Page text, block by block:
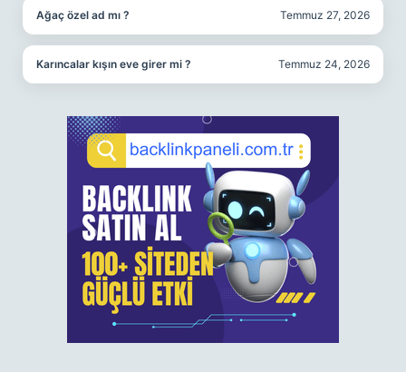
Ağaç özel ad mı ? Temmuz 27, 2026
Karıncalar kışın eve girer mi ? Temmuz 24, 2026